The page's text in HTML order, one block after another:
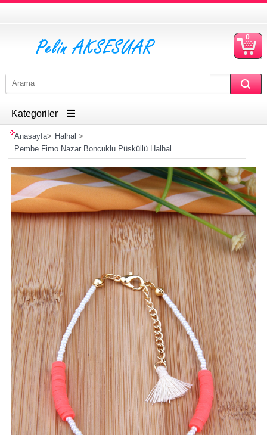
0
Kategoriler
Anasayfa> Halhal >
Pembe Fimo Nazar Boncuklu Püsküllü Halhal